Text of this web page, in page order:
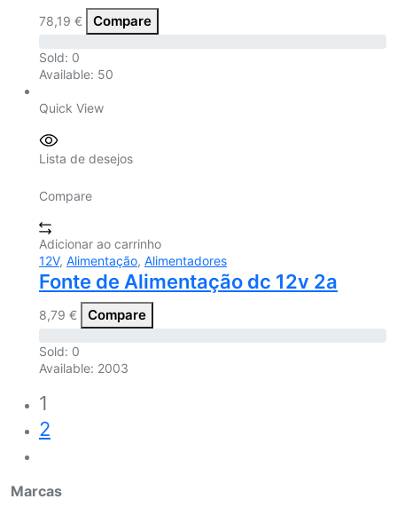
78,19 € Compare
Sold: 0
Available: 50
Quick View
Lista de desejos
Compare
Adicionar ao carrinho
12V, Alimentação, Alimentadores
Fonte de Alimentação dc 12v 2a
8,79 € Compare
Sold: 0
Available: 2003
1
2
Marcas